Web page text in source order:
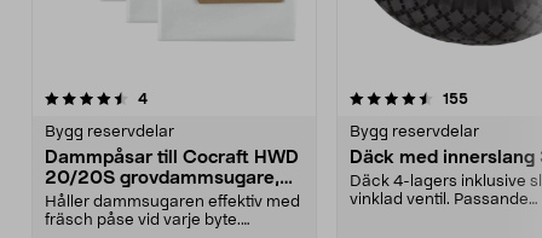
4recensioner
Bygg reservdelar
Dammpåsar till Cocraft HWD
20/20S grovdammsugare,
5-pack
Håller dammsugaren effektiv med
fräsch påse vid varje byte.
4.5 av 5 stjärnor 155
Bygg reservdelar
Däck med
Däck 4-lagers inklusive
vinklad ventil. Passande
5.0 av 5 stjärnor